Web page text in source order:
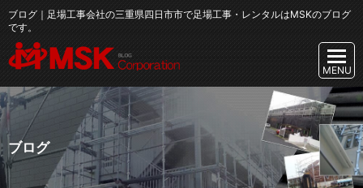
ブログ｜足場工事会社の三重県四日市市で足場工事・レンタルはMSKのブログ
です。
ブログ